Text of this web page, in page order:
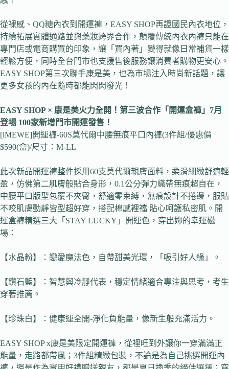
從裸感、QQ糖內衣到開運褲，EASY SHOP再證國民內衣地位，
持續拓展實體通路並與藥妝跨界合作，顛覆傳統內衣內褲只能在
專門店或電商購買的印象，讓「買內著」變得就像日常補貨一樣
輕鬆方便，同時全台門市也支援售後服務讓消費者購物更安心。
EASY SHOP第三次聯手康是美，也為市場注入時尚新話題，讓
更多女孩的內在隨時都能閃閃發光！
EASY SHOP × 康是美火力全開！第三波合作「開運盒褲」7月
登場 100家新增門市開運發售！
[iMEWE]開運褲-60S莫代爾中腰無痕平口內褲(3件組/優惠價
$590(盒)/尺寸：M-LL
此次新品開運褲整件採用60支莫代爾親膚面料，柔滑細緻舒適輕
盈，仿佛第二肌膚般貼合身形，0.1公分彈力織帶無痕超自在，
中腰平口版型包覆不夾臀，舒適零束縛，無痕設計不捲邊，服貼
不咬肌膚動靜皆型超好穿，搭配棉感裡襠 貼心呵護私密肌。開
運盒褲精選三大「STAY LUCKY」開運色，穿出妳的幸運磁
場：
【水晶粉】：戀愛魔法色，自帶甜美光環，「吸引好人緣」。
【鑽石藍】：智慧與冷靜代表，穩定情緒適合專注與思考，考生
穿著推薦。
【珍珠白】：健康運全開-淨化負能量，像新生般充滿活力。
EASY SHOP x康是美限定開運褲，從裡旺到外讓你一穿滿滿正
能量，走路都帶風；3件組精緻包裝，不論是為自己挑選開運內